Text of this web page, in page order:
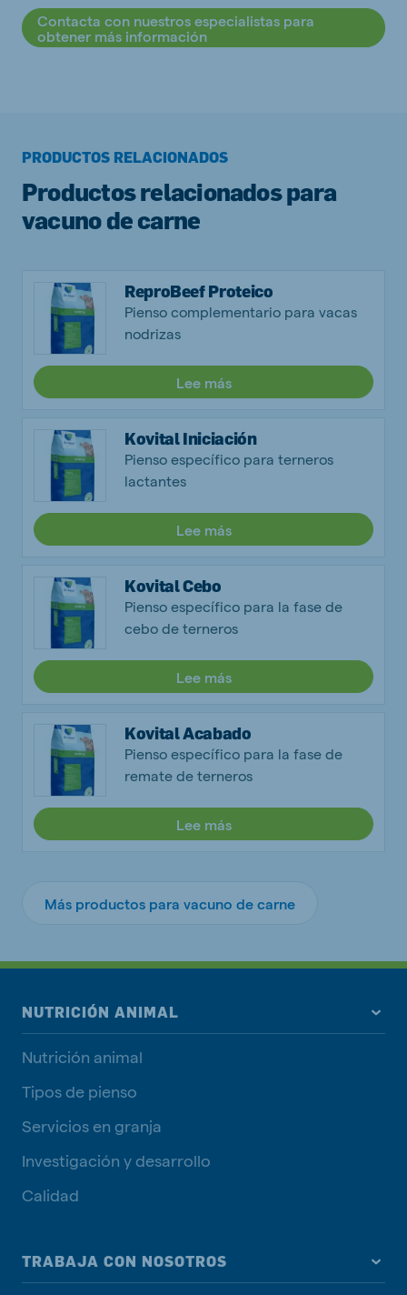
Contacta con nuestros especialistas para
obtener más información
PRODUCTOS RELACIONADOS
Productos relacionados para
vacuno de carne
ReproBeef Proteico
Pienso complementario para vacas
nodrizas
Lee más
Kovital Iniciación
Pienso específico para terneros
lactantes
Lee más
Kovital Cebo
Pienso específico para la fase de
cebo de terneros
Lee más
Kovital Acabado
Pienso específico para la fase de
remate de terneros
Lee más
Más productos para vacuno de carne
NUTRICIÓN ANIMAL
Nutrición animal
Tipos de pienso
Servicios en granja
Investigación y desarrollo
Calidad
TRABAJA CON NOSOTROS